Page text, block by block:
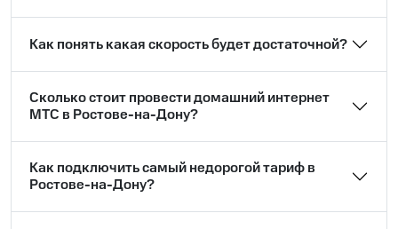
Как понять какая скорость будет достаточной?
Сколько стоит провести домашний интернет
МТС в Ростове-на-Дону?
Как подключить самый недорогой тариф в
Ростове-на-Дону?